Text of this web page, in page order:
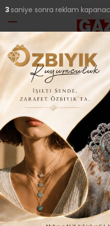
Ana Sayfa›Genel
BAŞKAN
BAŞARIYA
ÖDÜL..
Giriş: 02-03-2016 23:13
Güncelleme: 02-03-2016 23:14
239 Genel İLÇELERDEN
2 saniye sonra reklam